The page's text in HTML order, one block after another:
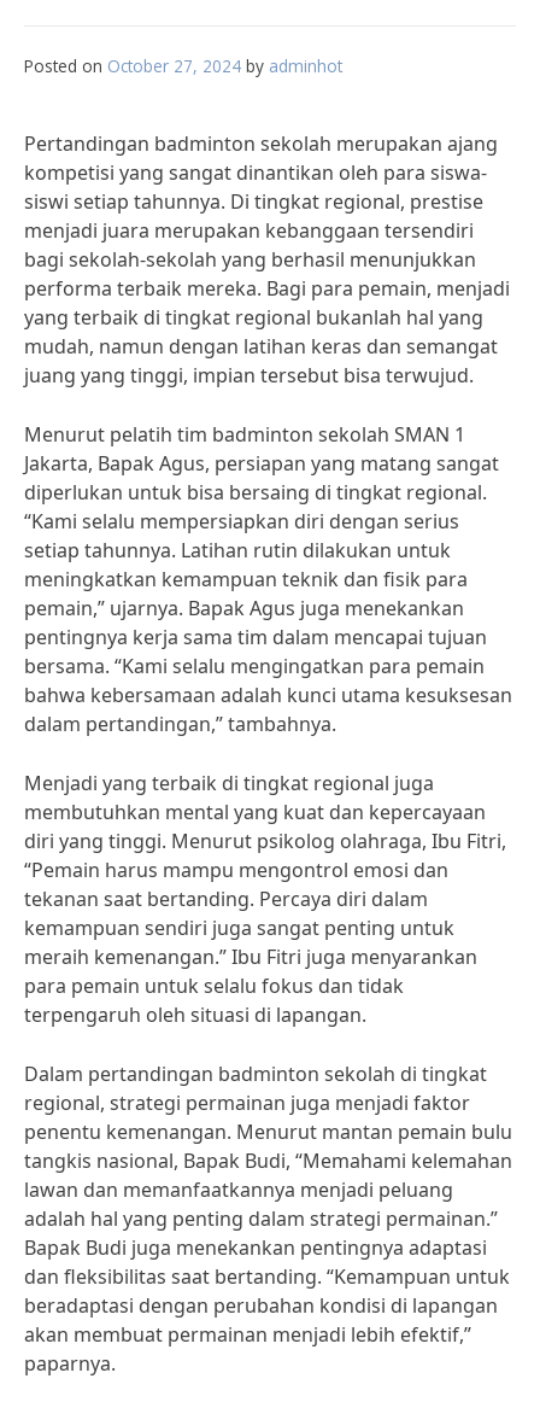
Posted on October 27, 2024 by adminhot
Pertandingan badminton sekolah merupakan ajang
kompetisi yang sangat dinantikan oleh para siswa-
siswi setiap tahunnya. Di tingkat regional, prestise
menjadi juara merupakan kebanggaan tersendiri
bagi sekolah-sekolah yang berhasil menunjukkan
performa terbaik mereka. Bagi para pemain, menjadi
yang terbaik di tingkat regional bukanlah hal yang
mudah, namun dengan latihan keras dan semangat
juang yang tinggi, impian tersebut bisa terwujud.
Menurut pelatih tim badminton sekolah SMAN 1
Jakarta, Bapak Agus, persiapan yang matang sangat
diperlukan untuk bisa bersaing di tingkat regional.
“Kami selalu mempersiapkan diri dengan serius
setiap tahunnya. Latihan rutin dilakukan untuk
meningkatkan kemampuan teknik dan fisik para
pemain,” ujarnya. Bapak Agus juga menekankan
pentingnya kerja sama tim dalam mencapai tujuan
bersama. “Kami selalu mengingatkan para pemain
bahwa kebersamaan adalah kunci utama kesuksesan
dalam pertandingan,” tambahnya.
Menjadi yang terbaik di tingkat regional juga
membutuhkan mental yang kuat dan kepercayaan
diri yang tinggi. Menurut psikolog olahraga, Ibu Fitri,
“Pemain harus mampu mengontrol emosi dan
tekanan saat bertanding. Percaya diri dalam
kemampuan sendiri juga sangat penting untuk
meraih kemenangan.” Ibu Fitri juga menyarankan
para pemain untuk selalu fokus dan tidak
terpengaruh oleh situasi di lapangan.
Dalam pertandingan badminton sekolah di tingkat
regional, strategi permainan juga menjadi faktor
penentu kemenangan. Menurut mantan pemain bulu
tangkis nasional, Bapak Budi, “Memahami kelemahan
lawan dan memanfaatkannya menjadi peluang
adalah hal yang penting dalam strategi permainan.”
Bapak Budi juga menekankan pentingnya adaptasi
dan fleksibilitas saat bertanding. “Kemampuan untuk
beradaptasi dengan perubahan kondisi di lapangan
akan membuat permainan menjadi lebih efektif,”
paparnya.